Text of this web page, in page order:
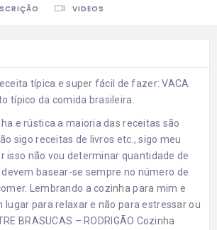
VIDEOS
típica e super fácil de fazer: VACA
típico da comida brasileira.
e rústica a maioria das receitas são
sigo receitas de livros etc., sigo meu
isso não vou determinar quantidade de
basear-se sempre no número de
Lembrando a cozinha para mim e
lugar para relaxar e não para estressar ou
BRASUCAS – RODRIGÃO Cozinha